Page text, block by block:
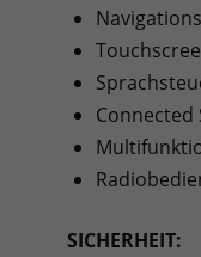
Connected
SICHERHEIT: